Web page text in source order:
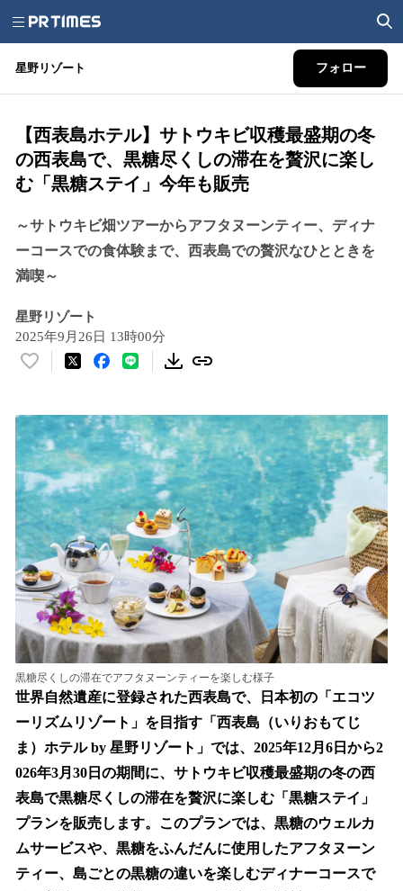
星野リゾート フォロー
【西表島ホテル】サトウキビ収穫最盛期の冬
の西表島で、黒糖尽くしの滞在を贅沢に楽し
む「黒糖ステイ」今年も販売
～サトウキビ畑ツアーからアフタヌーンティー、ディナ
ーコースでの食体験まで、西表島での贅沢なひとときを
満喫～
星野リゾート
2025年9月26日 13時00分
い
！
数
を
読
み
込
み
中
で
す
黒糖尽くしの滞在でアフタヌーンティーを楽しむ様子
世界自然遺産に登録された西表島で、日本初の「エコツ
ーリズムリゾート」を目指す「西表島（いりおもてじ
ま）ホテル by 星野リゾート」では、2025年12月6日から2
026年3月30日の期間に、サトウキビ収穫最盛期の冬の西
表島で黒糖尽くしの滞在を贅沢に楽しむ「黒糖ステイ」
プランを販売します。このプランでは、黒糖のウェルカ
ムサービスや、黒糖をふんだんに使用したアフタヌーン
ティー、島ごとの黒糖の違いを楽しむディナーコースで